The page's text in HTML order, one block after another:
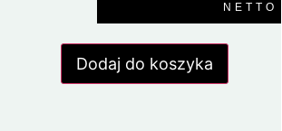
NETTO
Dodaj do koszyka